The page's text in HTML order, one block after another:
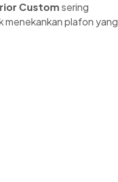
Customsering
menekankan plafon yang